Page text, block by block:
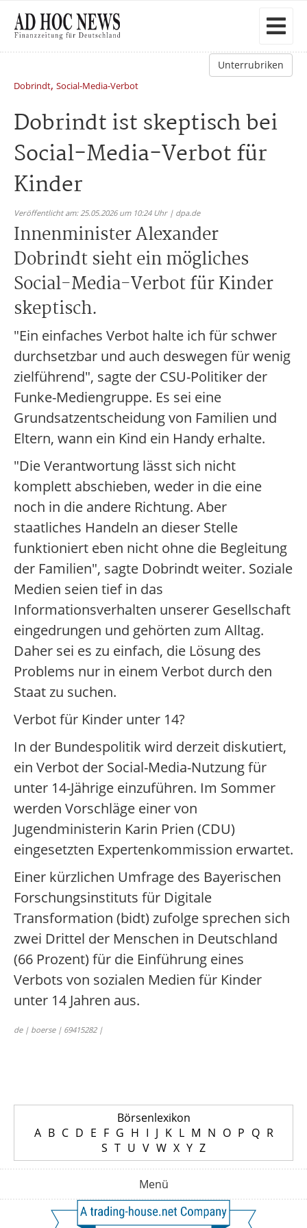
Unterrubriken
Dobrindt, Social-Media-Verbot
Dobrindt ist skeptisch bei
Social-Media-Verbot für
Kinder
Veröffentlicht am: 25.05.2026 um 10:24 Uhr | dpa.de
Innenminister Alexander
Dobrindt sieht ein mögliches
Social-Media-Verbot für Kinder
skeptisch.
"Ein einfaches Verbot halte ich für schwer
durchsetzbar und auch deswegen für wenig
zielführend", sagte der CSU-Politiker der
Funke-Mediengruppe. Es sei eine
Grundsatzentscheidung von Familien und
Eltern, wann ein Kind ein Handy erhalte.
"Die Verantwortung lässt sich nicht
komplett abschieben, weder in die eine
noch in die andere Richtung. Aber
staatliches Handeln an dieser Stelle
funktioniert eben nicht ohne die Begleitung
der Familien", sagte Dobrindt weiter. Soziale
Medien seien tief in das
Informationsverhalten unserer Gesellschaft
eingedrungen und gehörten zum Alltag.
Daher sei es zu einfach, die Lösung des
Problems nur in einem Verbot durch den
Staat zu suchen.
Verbot für Kinder unter 14?
In der Bundespolitik wird derzeit diskutiert,
ein Verbot der Social-Media-Nutzung für
unter 14-Jährige einzuführen. Im Sommer
werden Vorschläge einer von
Jugendministerin Karin Prien (CDU)
eingesetzten Expertenkommission erwartet.
Einer kürzlichen Umfrage des Bayerischen
Forschungsinstituts für Digitale
Transformation (bidt) zufolge sprechen sich
zwei Drittel der Menschen in Deutschland
(66 Prozent) für die Einführung eines
Verbots von sozialen Medien für Kinder
unter 14 Jahren aus.
de | boerse | 69415282 |
Börsenlexikon
A B C D E F G H I J K L M N O P Q R
S T U V W X Y Z
Menü